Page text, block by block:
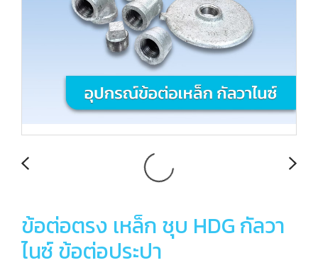
ข้อต่อตรง เหล็ก ชุบ HDG กัลวา
ไนซ์ ข้อต่อประปา